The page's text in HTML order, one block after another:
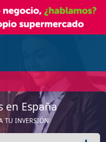
en España
TU INVERSIÓN